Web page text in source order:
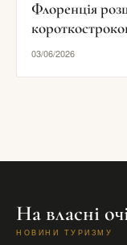
Флоренція
03/06/2026
На власні
НОВИНИ ТУРИЗМУ